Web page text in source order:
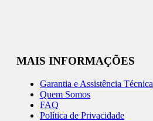
MAIS INFORMAÇÕES
Garantia e Assistência Técnica
Quem Somos
FAQ
Política de Privacidade